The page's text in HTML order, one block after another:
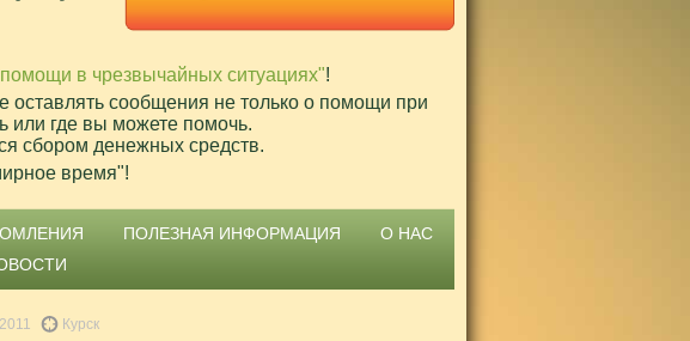
в чрезвычайных ситуациях"!
сообщения не только о помощи при
или где вы можете помочь.
сбором денежных средств.
время"!
ПОЛЕЗНАЯ ИНФОРМАЦИЯ
О НАС
Курск